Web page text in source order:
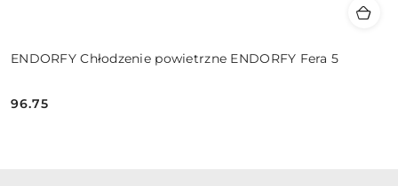
ENDORFY Chłodzenie powietrzne ENDORFY Fera 5
Cena:
96.75